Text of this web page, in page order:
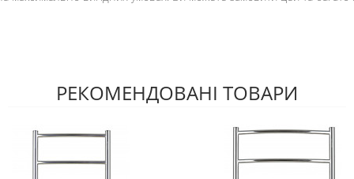
РЕКОМЕНДОВАНІ ТОВАРИ